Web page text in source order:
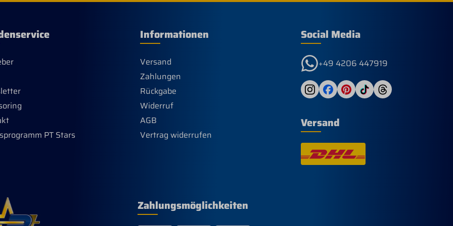
8,5cm
PT Stars
Informationen
Versand
Zahlungen
Rückgabe
Widerruf
AGB
Vertrag widerrufen
Social Media
+49 4206 447919
Versand
Zahlungsmöglichkeiten